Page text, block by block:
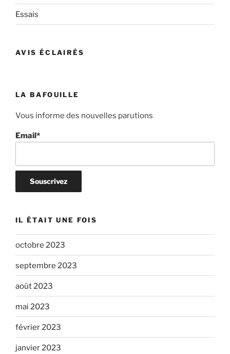
Essais
AVIS ÉCLAIRÉS
LA BAFOUILLE
Vous informe des nouvelles parutions
Email*
IL ÉTAIT UNE FOIS
octobre 2023
septembre 2023
août 2023
mai 2023
février 2023
janvier 2023